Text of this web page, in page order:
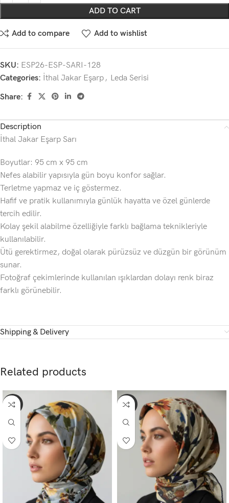
ADD TO CART
Add to compare Add to wishlist
SKU: ESP26-ESP-SARI-128
Categories: İthal Jakar Eşarp, Leda Serisi
Share:
Description
İthal Jakar Eşarp Sarı
Boyutlar: 95 cm x 95 cm
Nefes alabilir yapısıyla gün boyu konfor sağlar.
Terletme yapmaz ve iç göstermez.
Hafif ve pratik kullanımıyla günlük hayatta ve özel günlerde
tercih edilir.
Kolay şekil alabilme özelliğiyle farklı bağlama teknikleriyle
kullanılabilir.
Ütü gerektirmez, doğal olarak pürüzsüz ve düzgün bir görünüm
sunar.
Fotoğraf çekimlerinde kullanılan ışıklardan dolayı renk biraz
farklı görünebilir.
Shipping & Delivery
Related products
-65% -65%